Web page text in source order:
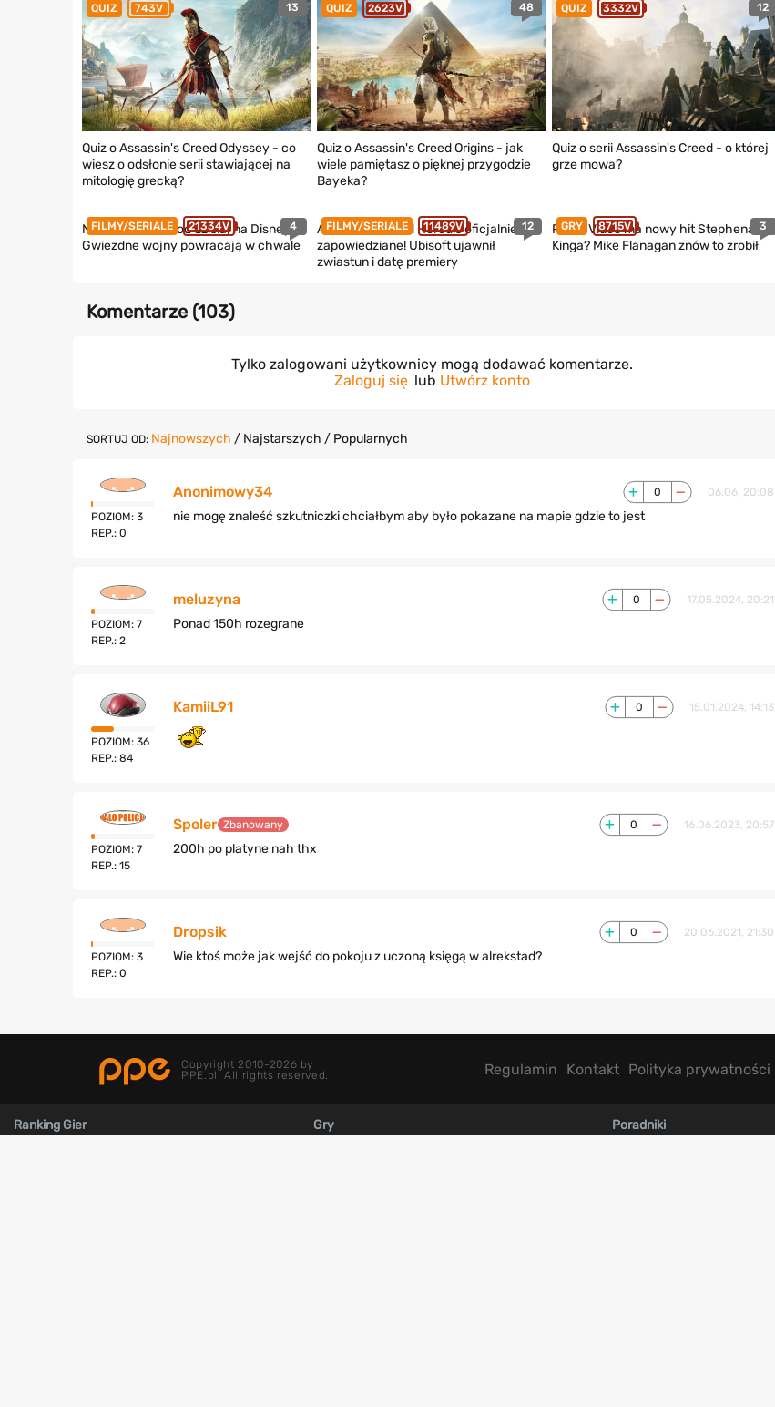
QUIZ 743V 13
Quiz o Assassin's Creed Odyssey - co
wiesz o odsłonie serii stawiającej na
mitologię grecką?
QUIZ 2623V 48
Quiz o Assassin's Creed Origins - jak
wiele pamiętasz o pięknej przygodzie
Bayeka?
QUIZ 3332V 12
Quiz o serii Assassin's Creed - o której
grze mowa?
FILMY/SERIALE 21334V 4
Nowe Star Wars od dzisiaj na Disney+.
Gwiezdne wojny powracają w chwale
FILMY/SERIALE 11489V 12
Assassin’s Creed Heredis oficjalnie
zapowiedziane! Ubisoft ujawnił
zwiastun i datę premiery
GRY 8715V 3
Prime Video ma nowy hit Stephena
Kinga? Mike Flanagan znów to zrobił
Komentarze (103)
Tylko zalogowani użytkownicy mogą dodawać komentarze.
Zaloguj się lub Utwórz konto
SORTUJ OD: Najnowszych / Najstarszych / Popularnych
POZIOM: 3
REP.: 0
Anonimowy34 0 06.06, 20:08
nie mogę znaleść szkutniczki chciałbym aby było pokazane na mapie gdzie to jest
POZIOM: 7
REP.: 2
meluzyna 0 17.05.2024, 20:21
Ponad 150h rozegrane
POZIOM: 36
REP.: 84
KamiiL91 0 15.01.2024, 14:13
POZIOM: 7
REP.: 15
Spoler Zbanowany 0 16.06.2023, 20:57
200h po platyne nah thx
POZIOM: 3
REP.: 0
Dropsik 0 20.06.2021, 21:30
Wie ktoś może jak wejść do pokoju z uczoną księgą w alrekstad?
Copyright 2010-2026 by
PPE.pl. All rights reserved.
Regulamin Kontakt Polityka prywatności
Ranking Gier Gry Poradniki